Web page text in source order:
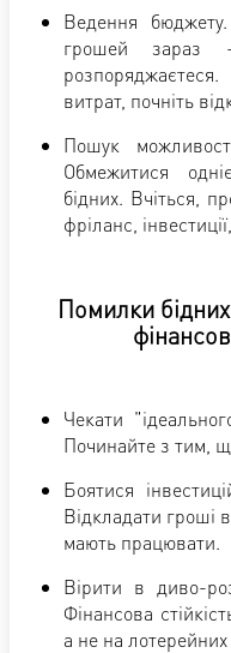
Ведення
грошей
витрат, почніть
Пошук
Обмежитися
бідних. Вчіться,
фріланс,
Помилки
Чекати
Починайте з тим,
Боятися
Відкладати гроші
мають працювати.
Вірити в диво-
Фінансова
а не на лотерейних